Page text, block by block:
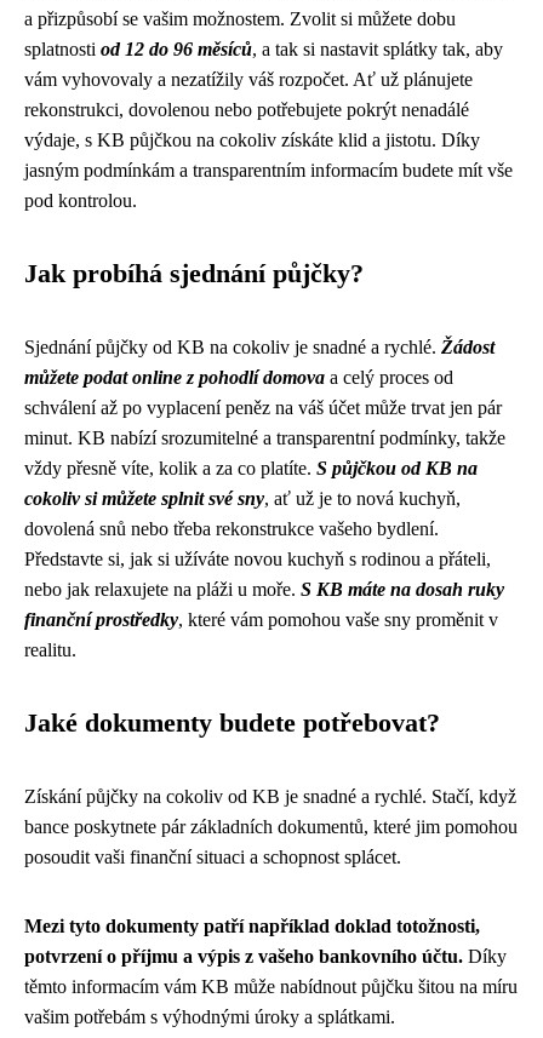
a přizpůsobí se vašim možnostem. Zvolit si můžete dobu
splatnosti od 12 do 96 měsíců, a tak si nastavit splátky tak, aby
vám vyhovovaly a nezatížily váš rozpočet. Ať už plánujete
rekonstrukci, dovolenou nebo potřebujete pokrýt nenadálé
výdaje, s KB půjčkou na cokoliv získáte klid a jistotu. Díky
jasným podmínkám a transparentním informacím budete mít vše
pod kontrolou.
Jak probíhá sjednání půjčky?
Sjednání půjčky od KB na cokoliv je snadné a rychlé. Žádost
můžete podat online z pohodlí domova a celý proces od
schválení až po vyplacení peněz na váš účet může trvat jen pár
minut. KB nabízí srozumitelné a transparentní podmínky, takže
vždy přesně víte, kolik a za co platíte. S půjčkou od KB na
cokoliv si můžete splnit své sny, ať už je to nová kuchyň,
dovolená snů nebo třeba rekonstrukce vašeho bydlení.
Představte si, jak si užíváte novou kuchyň s rodinou a přáteli,
nebo jak relaxujete na pláži u moře. S KB máte na dosah ruky
finanční prostředky, které vám pomohou vaše sny proměnit v
realitu.
Jaké dokumenty budete potřebovat?
Získání půjčky na cokoliv od KB je snadné a rychlé. Stačí, když
bance poskytnete pár základních dokumentů, které jim pomohou
posoudit vaši finanční situaci a schopnost splácet.
Mezi tyto dokumenty patří například doklad totožnosti,
potvrzení o příjmu a výpis z vašeho bankovního účtu. Díky
těmto informacím vám KB může nabídnout půjčku šitou na míru
vašim potřebám s výhodnými úroky a splátkami.